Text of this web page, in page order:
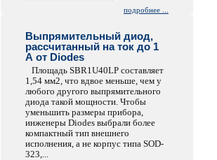
подробнее ...
Выпрямительный диод,
рассчитанный на ток до 1
А от Diodes
Площадь SBR1U40LP составляет
1,54 мм2, что вдвое меньше, чем у
любого другого выпрямительного
диода такой мощности. Чтобы
уменьшить размеры прибора,
инженеры Diodes выбрали более
компактный тип внешнего
исполнения, а не корпус типа SOD-
323,...